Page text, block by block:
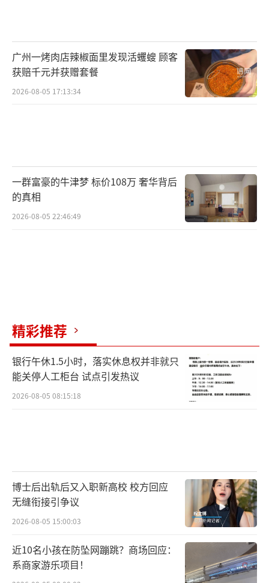
广州一烤肉店辣椒面里发现活蠼螋 顾客
获赔千元并获赠套餐
2026-08-05 17:13:34
一群富豪的牛津梦 标价108万 奢华背后
的真相
2026-08-05 22:46:49
精彩推荐
银行午休1.5小时，落实休息权并非就只
能关停人工柜台 试点引发热议
2026-08-05 08:15:18
博士后出轨后又入职新高校 校方回应
无缝衔接引争议
2026-08-05 15:00:03
近10名小孩在防坠网蹦跳？商场回应：
系商家游乐项目！